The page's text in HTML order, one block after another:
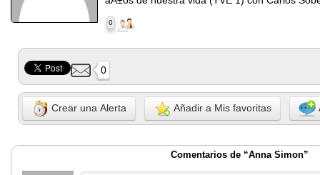
0
0
Crear una Alerta Añadir a Mis favoritas
Comentarios de “Anna Simon”